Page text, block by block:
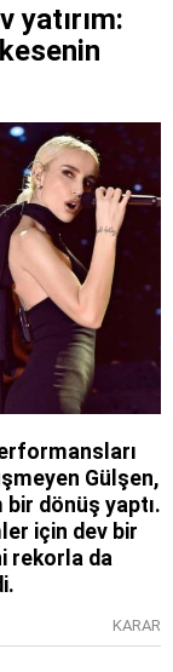
yatırım:
Gülşen,
bir dönüş yaptı.
için dev bir
rekorla da
KARAR